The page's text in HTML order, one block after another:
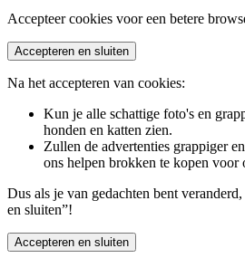
Accepteer cookies voor een betere
Accepteren en sluiten
Na het accepteren van cookies:
Kun je alle schattige foto's en
honden en katten zien.
Zullen de advertenties grappiger
ons helpen brokken te kopen voor
Dus als je van gedachten bent
en sluiten”!
Accepteren en sluiten